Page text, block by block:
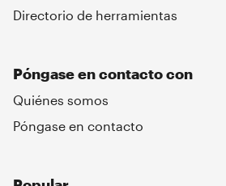
Directorio de herramientas
Póngase en contacto con
Quiénes somos
Póngase en contacto